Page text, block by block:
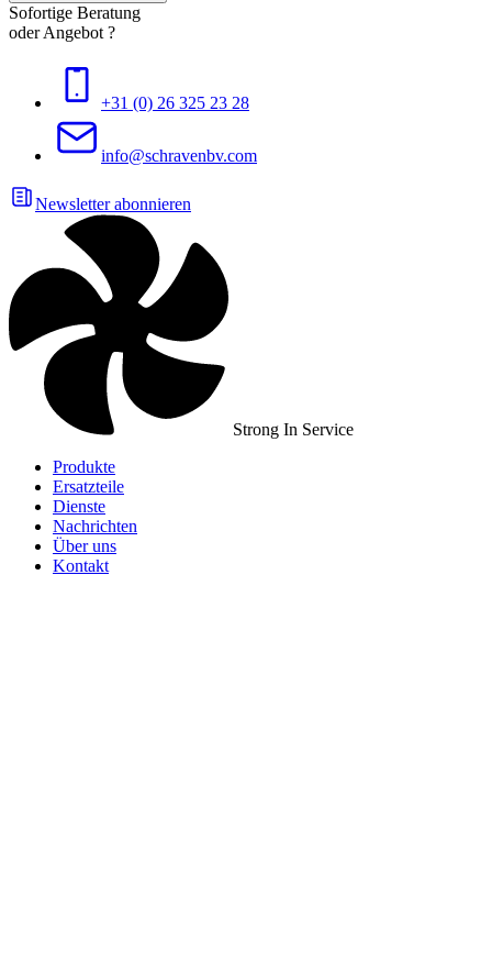
Sofortige Beratung
oder Angebot ?
+31 (0) 26 325 23 28
info@schravenbv.com
Newsletter abonnieren
Strong In Service
Produkte
Ersatzteile
Dienste
Nachrichten
Über uns
Kontakt